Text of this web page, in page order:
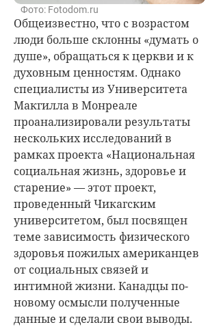
Фото: Fotodom.ru
Общеизвестно, что с возрастом
люди больше склонны «думать о
душе», обращаться к церкви и к
духовным ценностям. Однако
специалисты из Университета
Макгилла в Монреале
проанализировали результаты
нескольких исследований в
рамках проекта «Национальная
социальная жизнь, здоровье и
старение» — этот проект,
проведенный Чикагским
университетом, был посвящен
теме зависимость физического
здоровья пожилых американцев
от социальных связей и
интимной жизни. Канадцы по-
новому осмысли полученные
данные и сделали свои выводы.